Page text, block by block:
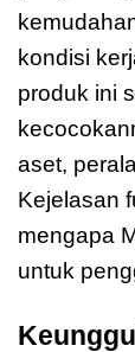
kondisi
produk ini
aset,
Kejelasan
mengapa
untuk